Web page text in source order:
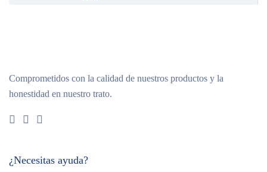
Comprometidos con la calidad de nuestros productos y la
honestidad en nuestro trato.
¿Necesitas ayuda?